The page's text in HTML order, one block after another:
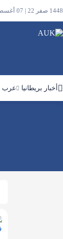
1448 صفر 22 | 07 أغسطس 2026
أخبار بريطانيا عرب